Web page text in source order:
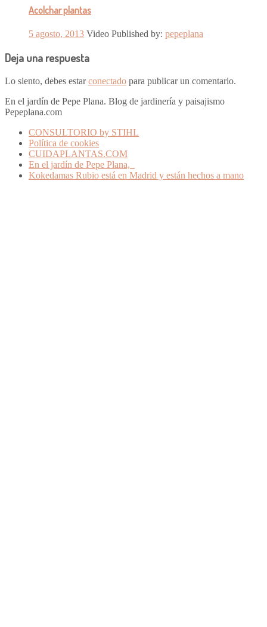
Acolchar plantas
5 agosto, 2013 Video Published by: pepeplana
Deja una respuesta
Lo siento, debes estarconectado para publicar un comentario.
En el jardín de Pepe Plana. Blog de jardinería y paisajismo
Pepeplana.com
CONSULTORIO by STIHL
Política de cookies
CUIDAPLANTAS.COM
En el jardín de Pepe Plana,
Kokedamas Rubio está en Madrid y están hechos a mano